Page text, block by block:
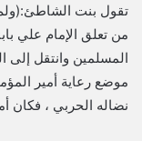
تقول بنت الشاطئ:(ولم
من تعلق الإمام علي
المسلمين وانتقل إلى
موضع رعاية أمير
نضاله الحربي ، فكان